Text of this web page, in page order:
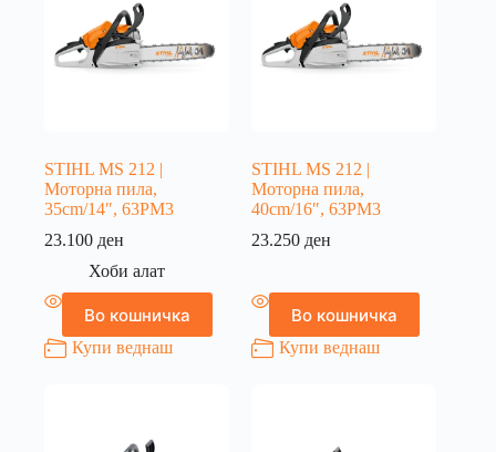
STIHL MS 212 |
Моторна пила,
35cm/14″, 63PM3
23.100 ден
Хоби алат
Во кошничка
Купи веднаш
STIHL MS 212 |
Моторна пила,
40cm/16″, 63PM3
23.250ден
Во кошничка
Купи веднаш